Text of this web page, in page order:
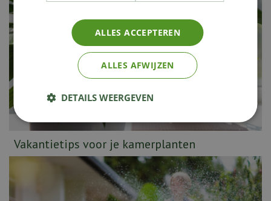
Vakantietips voor je kamerplanten
ALLES ACCEPTEREN
ALLES AFWIJZEN
DETAILS WEERGEVEN